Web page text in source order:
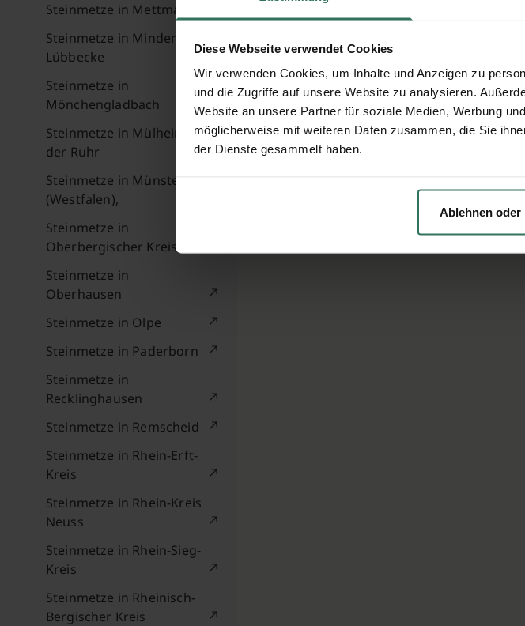
Diese Webseite verwendet Cookies
Wir verwenden Cookies, um Inhalte und Anzeigen zu
und die Zugriffe auf unsere Website zu analysieren.
Website an unsere Partner für soziale Medien, Werbung
möglicherweise mit weiteren Daten zusammen, die Sie
der Dienste gesammelt haben.
Ablehnen
Steinmetze in Mettmann
Steinmetze in Minden-
Lübbecke
Steinmetze in
Mönchengladbach
Steinmetze in Mülheim an
der Ruhr
Steinmetze in Münster
(Westfalen),
Steinmetze in
Oberbergischer Kreis
Steinmetze in
Oberhausen
Steinmetze in Olpe
Steinmetze in Paderborn
Steinmetze in
Recklinghausen
Steinmetze in Remscheid
Steinmetze in Rhein-Erft-
Kreis
Steinmetze in Rhein-Kreis
Neuss
Steinmetze in Rhein-Sieg-
Kreis
Steinmetze in Rheinisch-
Bergischer Kreis